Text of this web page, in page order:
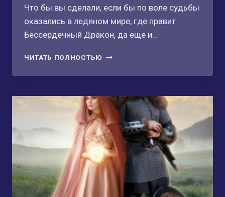
Что бы вы сделали, если бы по воле судьбы
оказались в ледяном мире, где правит
Бессердечный Дракон, да еще и…
ЧИТАТЬ ПОЛНОСТЬЮ АКАДЕМИЯ
ДРАКОНА